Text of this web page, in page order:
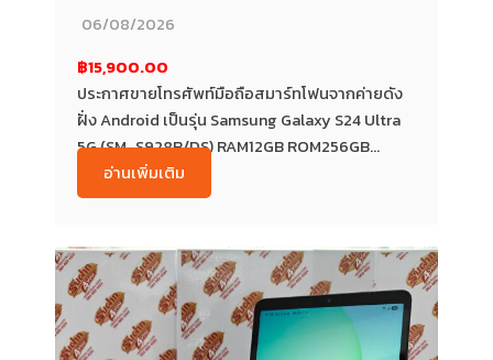
06/08/2026
฿15,900.00
ประกาศขายโทรศัพท์มือถือสมาร์ทโฟนจากค่ายดัง
ฝั่ง Android เป็นรุ่น Samsung Galaxy S24 Ultra
5G (SM-S928B/DS) RAM12GB ROM256GB...
อ่านเพิ่มเติม